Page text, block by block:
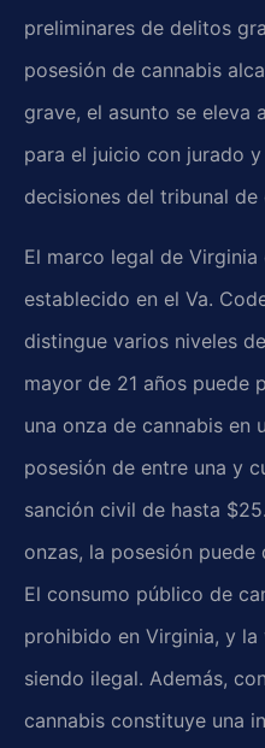
preliminares de delitos
posesión de cannabis
grave, el asunto se eleva
para el juicio con jurado
decisiones del tribunal
El marco legal de
establecido en el Va.
distingue varios niveles
mayor de 21 años puede
una onza de cannabis en
posesión de entre una y
sanción civil de hasta
onzas, la posesión
El consumo público de
prohibido en Virginia, y
siendo ilegal. Además,
cannabis constituye una